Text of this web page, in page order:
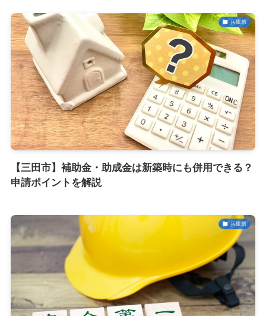
兵庫県
【三田市】補助金・助成金は新築時にも併用できる？
申請ポイントを解説
兵庫県